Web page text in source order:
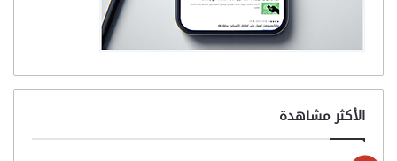
الأكثر مشاهدة